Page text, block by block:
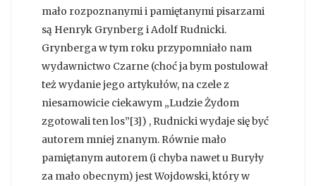
mało rozpoznanymi i pamiętanymi pisarzami
są Henryk Grynberg i Adolf Rudnicki.
Grynberga w tym roku przypomniało nam
wydawnictwo Czarne (choć ja bym postulował
też wydanie jego artykułów, na czele z
niesamowicie ciekawym „Ludzie Żydom
zgotowali ten los”[3]) , Rudnicki wydaje się być
autorem mniej znanym. Równie mało
pamiętanym autorem (i chyba nawet u Buryły
za mało obecnym) jest Wojdowski, który w